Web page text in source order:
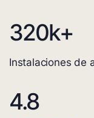
320k+
Instalaciones de
4.8